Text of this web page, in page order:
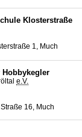
Klosterstraße
1, Much
Hobbykegler
e.V.
16, Much